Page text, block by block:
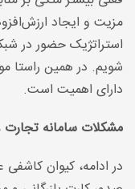
مزیت و ایجاد
استراتژیک حضور در
شویم. در همین راستا
دارای اهمیت است.
مشکلات سامانه تجارت
در ادامه، کیوان